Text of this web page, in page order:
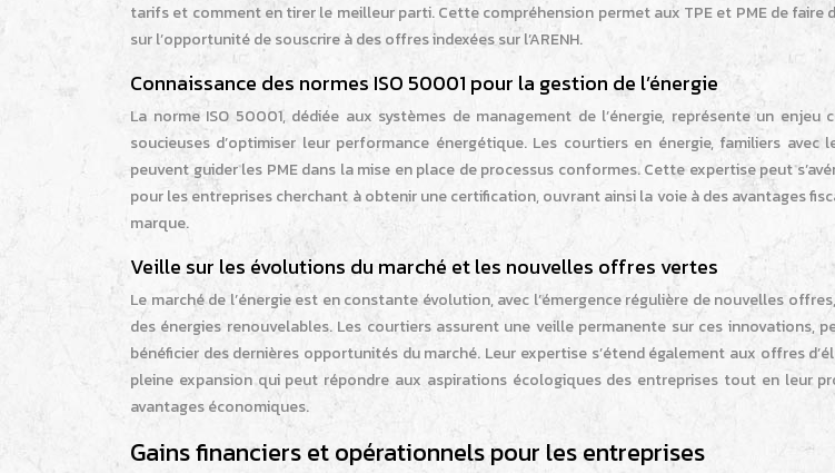
tarifs et comment en tirer le meilleur parti. Cette compréhension permet aux TPE et PME de faire
sur l’opportunité de souscrire à des offres indexées sur l’ARENH.
Connaissance des normes ISO 50001 pour la gestion de l’énergie
La norme ISO 50001, dédiée aux systèmes de management de l’énergie, représente un
soucieuses d’optimiser leur performance énergétique. Les courtiers en énergie, familiers avec
peuvent guider les PME dans la mise en place de processus conformes. Cette expertise peut
pour les entreprises cherchant à obtenir une certification, ouvrant ainsi la voie à des avantages
marque.
Veille sur les évolutions du marché et les nouvelles offres vertes
Le marché de l’énergie est en constante évolution, avec l’émergence régulière de nouvelles
des énergies renouvelables. Les courtiers assurent une veille permanente sur ces innovations,
bénéficier des dernières opportunités du marché. Leur expertise s’étend également aux offres
pleine expansion qui peut répondre aux aspirations écologiques des entreprises tout en leur
avantages économiques.
Gains financiers et opérationnels pour les entreprises